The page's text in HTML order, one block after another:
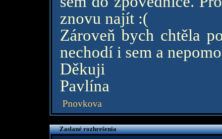
znovu najít :(
Zároveň bych chtěla
nechodí i sem a
Děkuji
Pavlína
Pnovkova
Zaslané rozhrešenia